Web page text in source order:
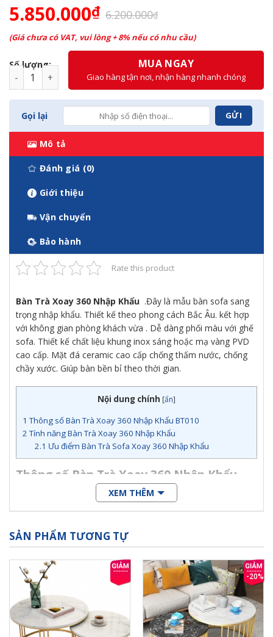
6.200.000₫
Giá
gốc
là:
6.200.000₫.
5.850.000₫
Giá
hiện
tại
là:
(Giá chưa có VAT, vui lòng + 8% nếu có nhu cầu)
Số lượng:
Bàn Trà Sofa Đôi Thông Minh Mặt Đá Ceramic Nhập Khẩu
MUA NGAY
Giao hàng tận nơi, nhận hàng nhanh chóng
Gọi lại
Mô tả
Đánh giá (0)
Giới thiệu
Vận chuyển
Bảo hành
Rate this product
Bàn Trà Xoay 360 Nhập Khẩu .Đây là mẫu bàn sofa sang
trọng nhập khẩu. Thiết kế theo phong cách Bắc Âu. kết hợp
với không gian phòng khách vừa . Dễ dàng phối màu với ghế
sofa. Thiết kế chất liệu khung inox sáng hoặc mạ vàng PVD
cao cấp. Mặt đá ceramic cao cấp chống thấm nước, chống
chầy xước. Giúp bàn bền bỉ theo thời gian.
Nội dung chính [ẩn]
1 Thông số Bàn Trà Xoay 360 Nhập Khẩu BT010
2Tính năng Bàn Trà Xoay 360 Nhập Khẩu
2.1 Ưu điểm Bàn Trà Sofa Xoay 360 Nhập Khẩu
Thông số Bàn Trà Xoay 360 Nhập Khẩu
Kích thước mặt nhỏ: 55*45cm
Kích thước mặt to: 80*50cm
Chất liệu: mặt đá ceramic, chân mạ vàng, hoặc chân mạ
inox trắng
Màu sắc mặt bàn: đen, trắng
Xuất xứ: Hàng nhập khẩu 100%
Tính năng Bàn Trà Xoay 360 Nhập Khẩu
XEM THÊM
SẢN PHẨM TƯƠNG TỰ
-20%